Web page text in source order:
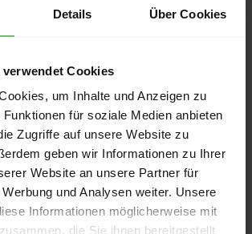
Details Über Cookies
verwendet Cookies
um Inhalte und Anzeigen zu
für soziale Medien anbieten
Zugriffe auf unsere Website zu
geben wir Informationen zu Ihrer
Website an unsere Partner für
und Analysen weiter. Unsere
Informationen möglicherweise mit
die Sie ihnen bereitgestellt
lose Ware
2026
2026
für Holzpellets in Deutschland
auf unsererPelletspreise-Seite
nachvollziehen.